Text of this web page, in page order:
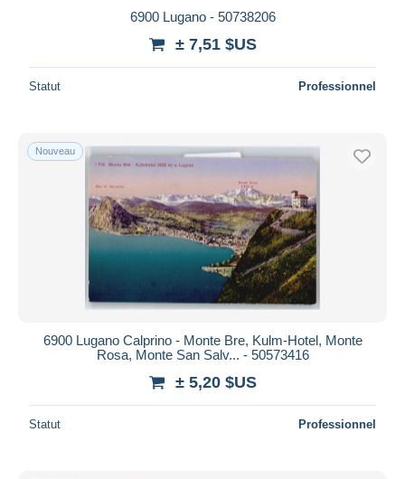
6900 Lugano - 50738206
± 7,51 $US
Statut Professionnel
Nouveau
6900 Lugano Calprino - Monte Bre, Kulm-Hotel, Monte
Rosa, Monte San Salv... - 50573416
± 5,20 $US
Statut Professionnel